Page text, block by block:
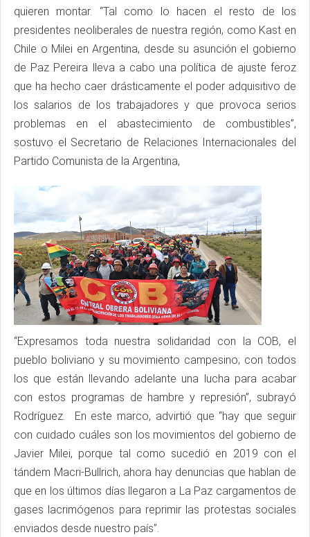
quieren montar. “Tal como lo hacen el resto de los
presidentes neoliberales de nuestra región, como Kast en
Chile o Milei en Argentina, desde su asunción el gobierno
de Paz Pereira lleva a cabo una política de ajuste feroz
que ha hecho caer drásticamente el poder adquisitivo de
los salarios de los trabajadores y que provoca serios
problemas en el abastecimiento de combustibles”,
sostuvo el Secretario de Relaciones Internacionales del
Partido Comunista de la Argentina,
“Expresamos toda nuestra solidaridad con la COB, el
pueblo boliviano y su movimiento campesino; con todos
los que están llevando adelante una lucha para acabar
con estos programas de hambre y represión”, subrayó
Rodríguez. En este marco, advirtió que “hay que seguir
con cuidado cuáles son los movimientos del gobierno de
Javier Milei, porque tal como sucedió en 2019 con el
tándem Macri-Bullrich, ahora hay denuncias que hablan de
que en los últimos días llegaron a La Paz cargamentos de
gases lacrimógenos para reprimir las protestas sociales
enviados desde nuestro país”.